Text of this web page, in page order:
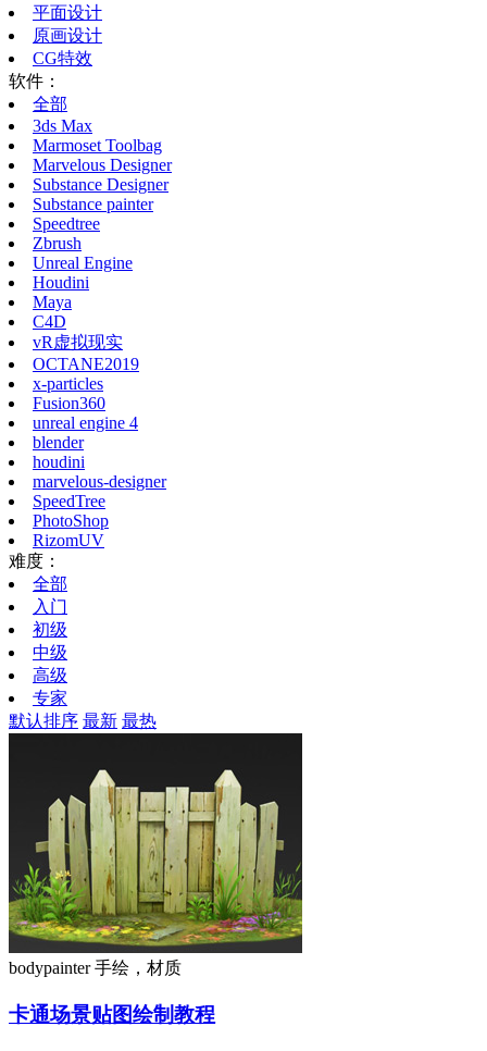
平面设计
原画设计
CG特效
软件：
全部
3ds Max
Marmoset Toolbag
Marvelous Designer
Substance Designer
Substance painter
Speedtree
Zbrush
Unreal Engine
Houdini
Maya
C4D
vR虚拟现实
OCTANE2019
x-particles
Fusion360
unreal engine 4
blender
houdini
marvelous-designer
SpeedTree
PhotoShop
RizomUV
难度：
全部
入门
初级
中级
高级
专家
默认排序 最新 最热
bodypainter 手绘，材质
卡通场景贴图绘制教程